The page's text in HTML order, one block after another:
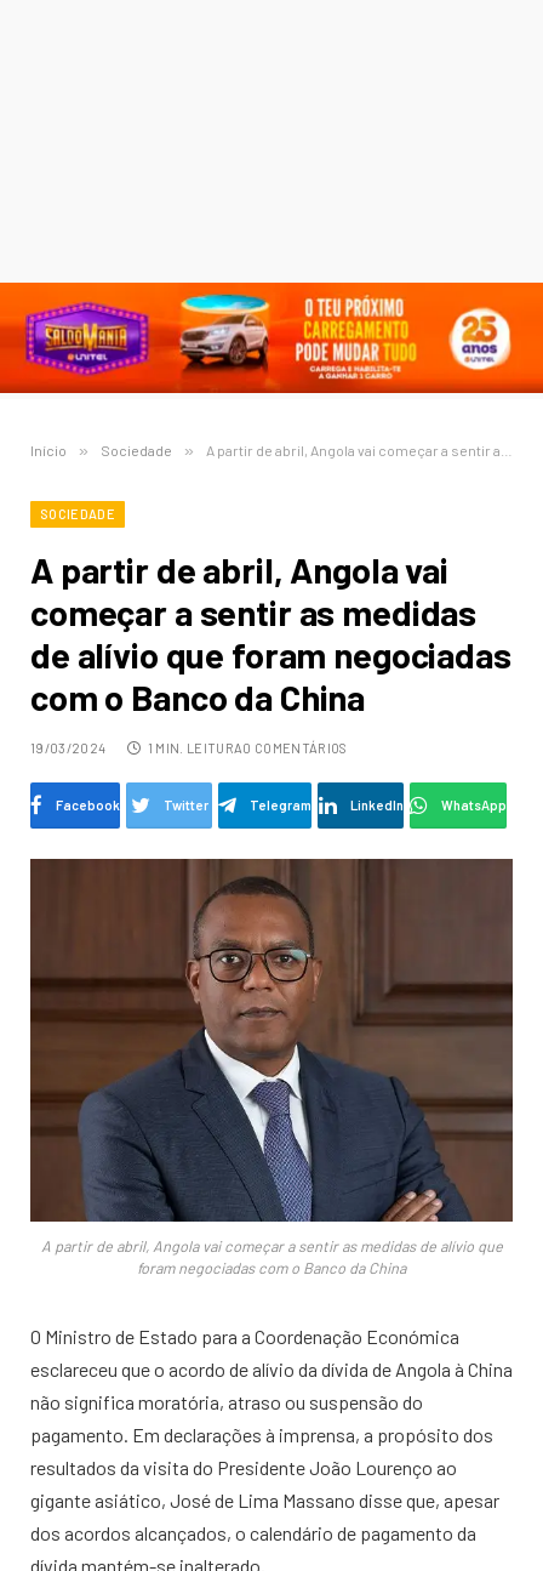
Início » Sociedade » A partir de abril, Angola vai começar a sentir as medidas de alívio que foram negociadas com o Banco da China
SOCIEDADE
A partir de abril, Angola vai
começar a sentir as medidas
de alívio que foram negociadas
com o Banco da China
19/03/2024 1 MIN. LEITURA0 COMENTÁRIOS
Facebook Twitter Telegram LinkedIn WhatsApp
A partir de abril, Angola vai começar a sentir as medidas de alívio que
foram negociadas com o Banco da China
O Ministro de Estado para a Coordenação Económica
esclareceu que o acordo de alívio da dívida de Angola à China
não significa moratória, atraso ou suspensão do
pagamento. Em declarações à imprensa, a propósito dos
resultados da visita do Presidente João Lourenço ao
gigante asiático, José de Lima Massano disse que, apesar
dos acordos alcançados, o calendário de pagamento da
dívida mantém-se inalterado.